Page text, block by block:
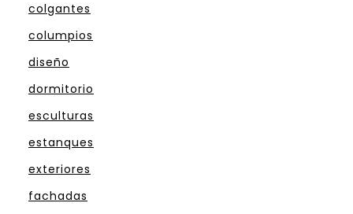
colgantes
columpios
diseño
dormitorio
esculturas
estanques
exteriores
fachadas